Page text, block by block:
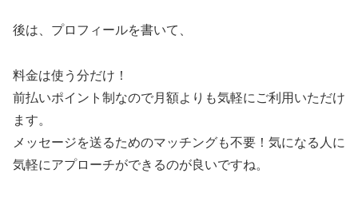
後は、プロフィールを書いて、
料金は使う分だけ！
前払いポイント制なので月額よりも気軽にご利用いただけ
ます。
メッセージを送るためのマッチングも不要！気になる人に
気軽にアプローチができるのが良いですね。